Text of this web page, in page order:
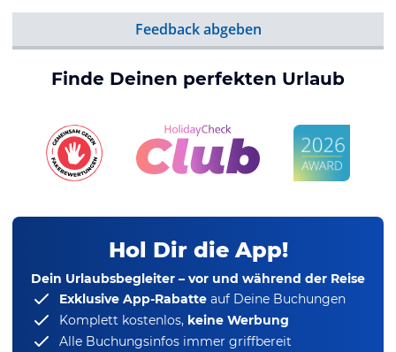
Feedback abgeben
Finde Deinen perfekten Urlaub
Hol Dir die App!
Dein Urlaubsbegleiter – vor und während der Reise
Exklusive App-Rabatte auf Deine Buchungen
Komplett kostenlos, keine Werbung
Alle Buchungsinfos immer griffbereit